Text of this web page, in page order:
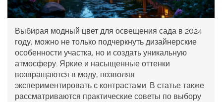
Выбирая модный цвет для освещения сада в 2024
году, можно не только подчеркнуть дизайнерские
особенности участка, но и создать уникальную
атмосферу. Яркие и насыщенные оттенки
возвращаются в моду, позволяя
экспериментировать с контрастами. В статье также
рассматриваются практические советы по выбору